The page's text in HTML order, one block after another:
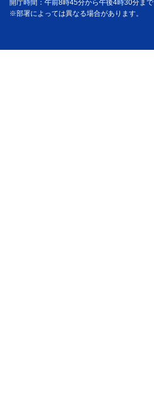
開庁時間：午前8時45分から午後4時30分まで
※部署によっては異なる場合があります。